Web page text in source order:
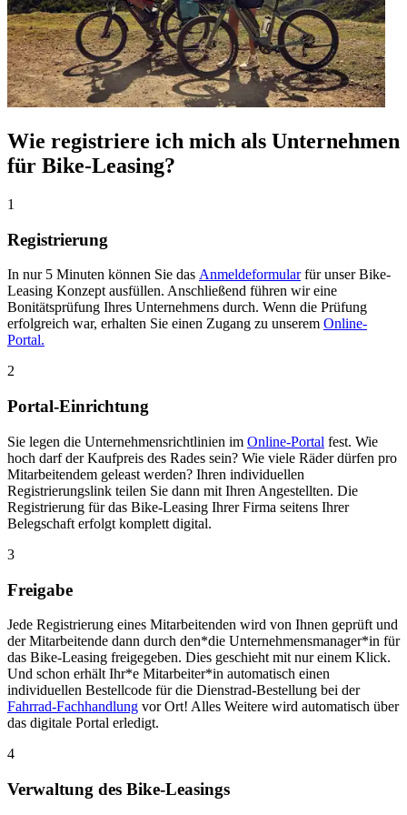
Wie registriere ich mich als Unternehmen
für Bike-Leasing?
1
Registrierung
In nur 5 Minuten können Sie das Anmeldeformularfür unser Bike-
Leasing Konzept ausfüllen. Anschließend führen wir eine
Bonitätsprüfung Ihres Unternehmens durch. Wenn die Prüfung
erfolgreich war, erhalten Sie einen Zugang zu unserem Online-
Portal.
2
Portal-Einrichtung
Sie legen die Unternehmensrichtlinien im Online-Portal fest. Wie
hoch darf der Kaufpreis des Rades sein? Wie viele Räder dürfen pro
Mitarbeitendem geleast werden? Ihren individuellen
Registrierungslink teilen Sie dann mit Ihren Angestellten. Die
Registrierung für das Bike-Leasing Ihrer Firma seitens Ihrer
Belegschaft erfolgt komplett digital.
3
Freigabe
Jede Registrierung eines Mitarbeitenden wird von Ihnen geprüft und
der Mitarbeitende dann durch den*die Unternehmensmanager*in für
das Bike-Leasing freigegeben. Dies geschieht mit nur einem Klick.
Und schon erhält Ihr*e Mitarbeiter*in automatisch einen
individuellen Bestellcode für die Dienstrad-Bestellung bei der
Fahrrad-Fachhandlung vor Ort! Alles Weitere wird automatisch über
das digitale Portal erledigt.
4
Verwaltung des Bike-Leasings